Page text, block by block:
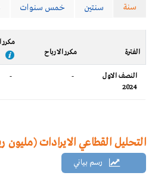
سنة سنتين خمس سنوات
الفترة مكرر الارباح
مكرر
النصف الاول
2024
-
-
التحليل القطاعي الايرادات (مليون
رسم بياني